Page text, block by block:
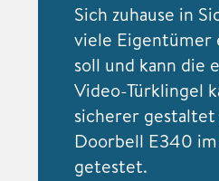
Sich zuhause in
viele Eigentümer
soll und kann die
Video-Türklingel
sicherer
Doorbell E340
getestet.